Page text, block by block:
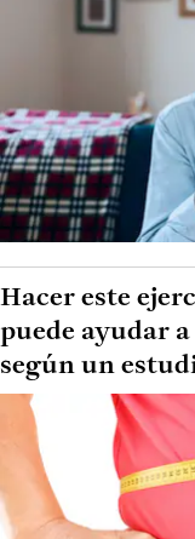
Hacer este
puede ayudar
según un